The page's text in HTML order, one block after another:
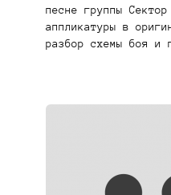
песне группы
аппликатуры в
разбор схемы боя и